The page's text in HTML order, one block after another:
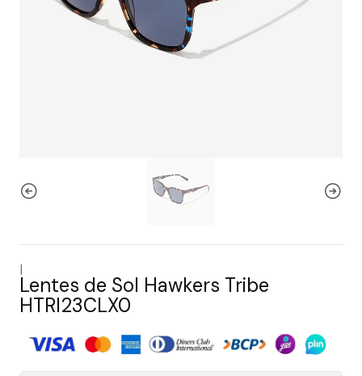
|
Lentes de Sol Hawkers Tribe
HTRI23CLX0